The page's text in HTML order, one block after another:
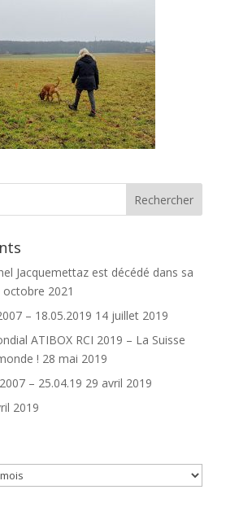
Jacquemettaz est décédé dans sa
octobre 2021
– 18.05.2019 14 juillet 2019
ATIBOX RCI 2019 – La Suisse
! 28 mai 2019
– 25.04.19 29 avril 2019
2019